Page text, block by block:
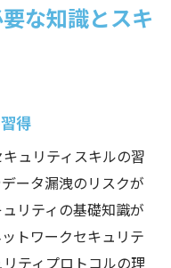
な知識とスキ
得
ュリティスキルの習
ータ漏洩のリスクが
リティの基礎知識が
トワークセキュリテ
ティプロトコルの理